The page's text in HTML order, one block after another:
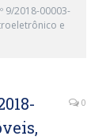
9/2018-00003-
e
0